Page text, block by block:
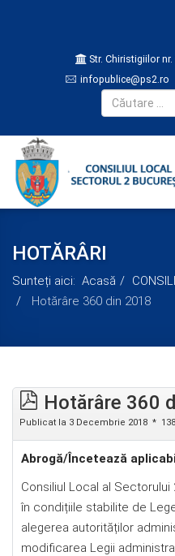
Str. Chiristigiilor nr.
infopublice@ps2.ro
HOTĂRÂRI
Sunteți aici: Acasă
Hotărâre 360 din 2018
Hotărâre 360
Publicat la 3 Decembrie 2018
Abrogă/Încetează
Consiliul Local al Sectorului
în condițiile stabilite de
alegerea autorităților
modificarea Legii